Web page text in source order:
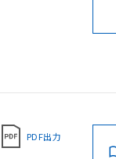
PDF出力